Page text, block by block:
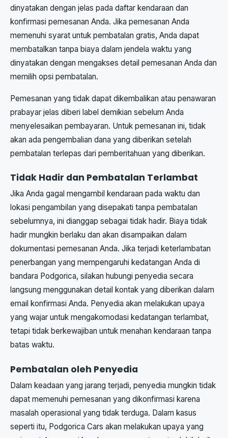
dinyatakan dengan jelas pada daftar kendaraan dan
konfirmasi pemesanan Anda. Jika pemesanan Anda
memenuhi syarat untuk pembatalan gratis, Anda dapat
membatalkan tanpa biaya dalam jendela waktu yang
dinyatakan dengan mengakses detail pemesanan Anda dan
memilih opsi pembatalan.
Pemesanan yang tidak dapat dikembalikan atau penawaran
prabayar jelas diberi label demikian sebelum Anda
menyelesaikan pembayaran. Untuk pemesanan ini, tidak
akan ada pengembalian dana yang diberikan setelah
pembatalan terlepas dari pemberitahuan yang diberikan.
Tidak Hadir dan Pembatalan Terlambat
Jika Anda gagal mengambil kendaraan pada waktu dan
lokasi pengambilan yang disepakati tanpa pembatalan
sebelumnya, ini dianggap sebagai tidak hadir. Biaya tidak
hadir mungkin berlaku dan akan disampaikan dalam
dokumentasi pemesanan Anda. Jika terjadi keterlambatan
penerbangan yang mempengaruhi kedatangan Anda di
bandara Podgorica, silakan hubungi penyedia secara
langsung menggunakan detail kontak yang diberikan dalam
email konfirmasi Anda. Penyedia akan melakukan upaya
yang wajar untuk mengakomodasi kedatangan terlambat,
tetapi tidak berkewajiban untuk menahan kendaraan tanpa
batas waktu.
Pembatalan oleh Penyedia
Dalam keadaan yang jarang terjadi, penyedia mungkin tidak
dapat memenuhi pemesanan yang dikonfirmasi karena
masalah operasional yang tidak terduga. Dalam kasus
seperti itu, Podgorica Cars akan melakukan upaya yang